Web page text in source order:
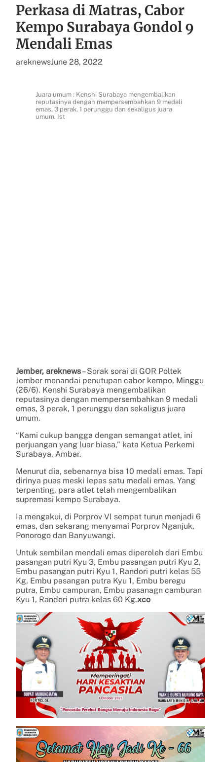
Perkasa di Matras, Cabor
Kempo Surabaya Gondol 9
Mendali Emas
areknewsJune 28, 2022
Juara umum : Kenshi Surabaya mengembalikan
reputasinya dengan mempersembahkan 9 medali
emas, 3 perak, 1 perunggu dan sekaligus juara
umum. Ist
Jember, areknews– Sorak sorai di GOR Poltek
Jember menandai penutupan cabor kempo, Minggu
(26/6). Kenshi Surabaya mengembalikan
reputasinya dengan mempersembahkan 9 medali
emas, 3 perak, 1 perunggu dan sekaligus juara
umum.
“Kami cukup bangga dengan semangat atlet, ini
perjuangan yang luar biasa,” kata Ketua Perkemi
Surabaya, Ambar.
Menurut dia, sebenarnya bisa 10 medali emas. Tapi
dirinya puas meski lepas satu medali emas. Yang
terpenting, para atlet telah mengembalikan
supremasi kempo Surabaya.
Ia mengakui, di Porprov VI sempat turun menjadi 6
emas, dan sekarang menyamai Porprov Nganjuk,
Ponorogo dan Banyuwangi.
Untuk sembilan mendali emas diperoleh dari Embu
pasangan putri Kyu 3, Embu pasangan putri Kyu 2,
Embu pasangan putri Kyu 1, Randori putri kelas 55
Kg, Embu pasangan putra Kyu 1, Embu beregu
putra, Embu campuran, Embu pasanagn camburan
Kyu 1, Randori putra kelas 60 Kg.xco